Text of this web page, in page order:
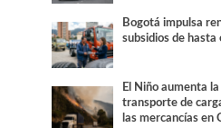
Bogotá impulsa
subsidios de hasta
El Niño aumenta
transporte de
las mercancías en